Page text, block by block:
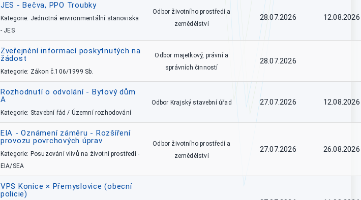
JES - Bečva, PPO Troubky
Kategorie: Jednotná environmentální stanoviska
- JES
Odbor životního prostředí a
zemědělství
28.07.2026 12.08.2026
Zveřejnění informací poskytnutých na
žádost
Kategorie: Zákon č.106/1999 Sb.
Odbor majetkový, právní a
správních činností
28.07.2026
Rozhodnutí o odvolání - Bytový dům
A
Kategorie: Stavební řád / Územní rozhodování
Odbor Krajský stavební úřad 27.07.2026 12.08.2026
EIA - Oznámení záměru - Rozšíření
provozu povrchových úprav
Kategorie: Posuzování vlivů na životní prostředí -
EIA/SEA
Odbor životního prostředí a
zemědělství
27.07.2026 26.08.2026
VPS Konice × Přemyslovice (obecní
policie)